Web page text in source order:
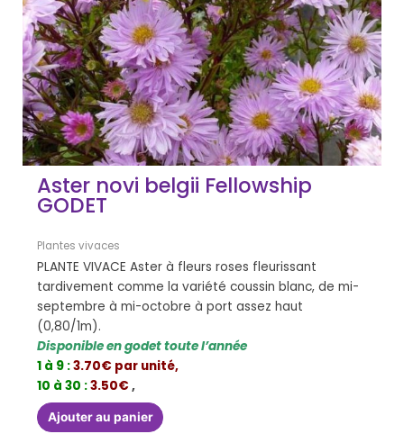
Aster novi belgii Fellowship
GODET
Plantes vivaces
PLANTE VIVACE Aster à fleurs roses fleurissant
tardivement comme la variété coussin blanc, de mi-
septembre à mi-octobre à port assez haut
(0,80/1m).
Disponible en godet toute l’année
1 à 9 :3.70€ par unité,
10 à 30 :3.50€,
Ajouter au panier